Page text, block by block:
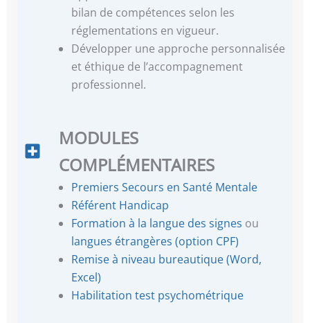
bilan de compétences selon les
réglementations en vigueur.
Développer une approche personnalisée
et éthique de l’accompagnement
professionnel.
MODULES
COMPLÉMENTAIRES
Premiers Secours en Santé Mentale
Référent Handicap
Formation à la langue des signes ou
langues étrangères (option CPF)
Remise à niveau bureautique (Word,
Excel)
Habilitation test psychométrique